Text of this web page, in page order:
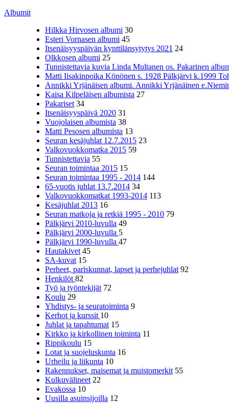
Albumit
Hilkka Hirvosen albumi 30
Esteri Vornasen albumi 45
Itsenäisyyspäivän kynttilänsytytys 2021 24
Olkkosen albumi 25
Tunnistettavia kuvia Linda Multanen os. Pakarinen
Matti Iisakinpoika Könönen s. 1928 Pälkjärvi k.1999
Annikki Yrjänäisen albumi. Annikki Yrjänäinen
Kaisa Kilpeläisen albumista 27
Pakariset 34
Itsenäisyyspäivä 2020 31
Vuojolaisen albumista 38
Matti Pesosen albumista 13
Seuran kesäjuhlat 12.7.2015 23
Valkovuokkomatka 2015 59
Tunnistettavia 55
Seuran toimintaa 2015 15
Seuran toimintaa 1995 - 2014 144
65-vuotis juhlat 13.7.2014 34
Valkovuokkomatkat 1993-2014 113
Kesäjuhlat 2013 16
Seuran matkoja ja retkiä 1995 - 2010 79
Pälkjärvi 2010-luvulla 49
Pälkjärvi 2000-luvulla 5
Pälkjärvi 1990-luvulla 47
Hautakivet 45
SA-kuvat 15
Perheet, pariskunnat, lapset ja perhejuhlat 92
Henkilöt 82
Työ ja työntekijät 72
Koulu 29
Yhdistys- ja seuratoiminta 9
Kerhot ja kurssit 10
Juhlat ja tapahtumat 15
Kirkko ja kirkollinen toiminta 11
Rippikoulu 15
Lotat ja suojeluskunta 16
Urheilu ja liikunta 10
Rakennukset, maisemat ja muistomerkit 55
Kulkuvälineet 22
Evakossa 10
Uusilla asuinsijoilla 12